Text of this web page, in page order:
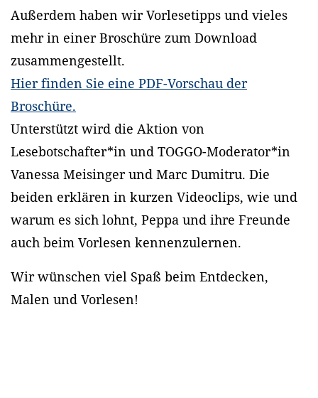
Außerdem haben wir Vorlesetipps und vieles
mehr in einer Broschüre zum Download
zusammengestellt.
Hier finden Sie eine PDF-Vorschau der
Broschüre.
Unterstützt wird die Aktion von
Lesebotschafter*in und TOGGO-Moderator*in
Vanessa Meisinger und Marc Dumitru. Die
beiden erklären in kurzen Videoclips, wie und
warum es sich lohnt, Peppa und ihre Freunde
auch beim Vorlesen kennenzulernen.
Wir wünschen viel Spaß beim Entdecken,
Malen und Vorlesen!